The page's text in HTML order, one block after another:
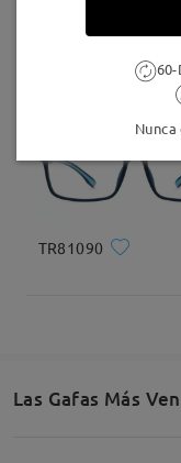
TR81090
Las Gafas Más